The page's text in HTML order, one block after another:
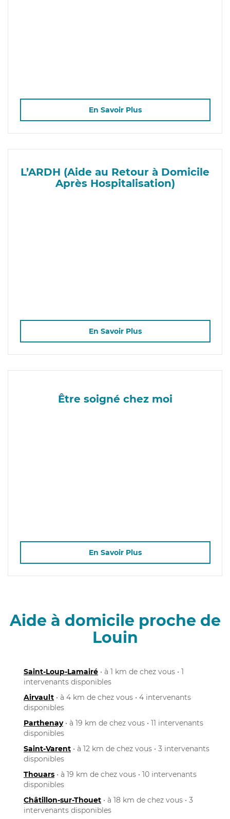
En Savoir Plus
L’ARDH (Aide au Retour à Domicile
Après Hospitalisation)
En Savoir Plus
Être soigné chez moi
En Savoir Plus
Aide à domicile proche de
Louin
Saint-Loup-Lamairé • à 1 km de chez vous • 1
intervenants disponibles
Airvault • à 4 km de chez vous • 4 intervenants
disponibles
Parthenay• à 19 km de chez vous • 11 intervenants
disponibles
Saint-Varent • à 12 km de chez vous • 3 intervenants
disponibles
Thouars • à 19 km de chez vous • 10 intervenants
disponibles
Châtillon-sur-Thouet • à 18 km de chez vous • 3
intervenants disponibles